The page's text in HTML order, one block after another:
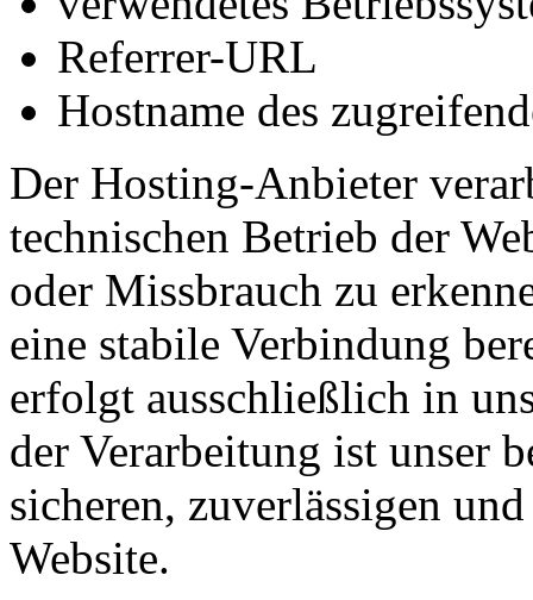
Referrer-URL
Hostname des
Der Hosting-Anbieter
technischen Betrieb der
oder Missbrauch zu
eine stabile Verbindung
erfolgt ausschließlich in
der Verarbeitung ist unser
sicheren, zuverlässigen
Website.